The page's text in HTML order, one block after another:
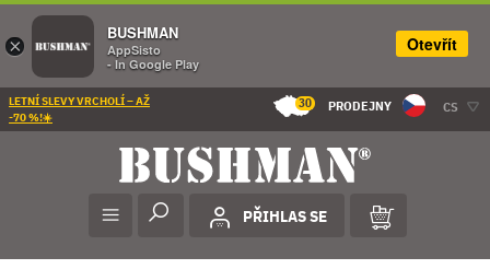
LETNÍ SLEVY VRCHOLÍ – AŽ
-70 %!☀️
30 PRODEJNY CS
PŘIHLAS SE
×
BUSHMAN
AppSisto
- In Google Play
Otevřít